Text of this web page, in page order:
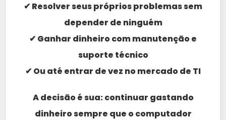
✔ Resolver seus próprios problemas sem
depender de ninguém
✔ Ganhar dinheiro com manutenção e
suporte técnico
✔ Ou até entrar de vez no mercado de TI
A decisão é sua: continuar gastando
dinheiro sempre que o computador